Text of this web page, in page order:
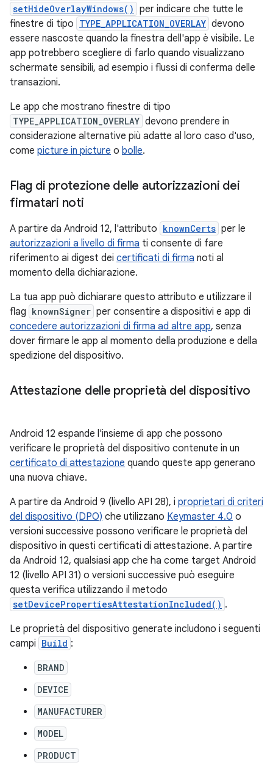
setHideOverlayWindows() per indicare che tutte le
finestre di tipo TYPE_APPLICATION_OVERLAY devono
essere nascoste quando la finestra dell'app è visibile. Le
app potrebbero scegliere di farlo quando visualizzano
schermate sensibili, ad esempio i flussi di conferma delle
transazioni.
Le app che mostrano finestre di tipo
TYPE_APPLICATION_OVERLAY devono prendere in
considerazione alternative più adatte al loro caso d'uso,
come picture in picture o bolle.
Flag di protezione delle autorizzazioni dei
firmatari noti
A partire da Android 12, l'attributo knownCerts per le
autorizzazioni a livello di firma ti consente di fare
riferimento ai digest dei certificati di firma noti al
momento della dichiarazione.
La tua app può dichiarare questo attributo e utilizzare il
flag knownSigner per consentire a dispositivi e app di
concedere autorizzazioni di firma ad altre app, senza
dover firmare le app al momento della produzione e della
spedizione del dispositivo.
Attestazione delle proprietà del dispositivo
Android 12 espande l'insieme di app che possono
verificare le proprietà del dispositivo contenute in un
certificato di attestazione quando queste app generano
una nuova chiave.
A partire da Android 9 (livello API 28), i proprietari di criteri
del dispositivo (DPO) che utilizzano Keymaster 4.0 o
versioni successive possono verificare le proprietà del
dispositivo in questi certificati di attestazione. A partire
da Android 12, qualsiasi app che ha come target Android
12 (livello API 31) o versioni successive può eseguire
questa verifica utilizzando il metodo
setDevicePropertiesAttestationIncluded() .
Le proprietà del dispositivo generate includono i seguenti
campi Build :
BRAND
DEVICE
MANUFACTURER
MODEL
PRODUCT